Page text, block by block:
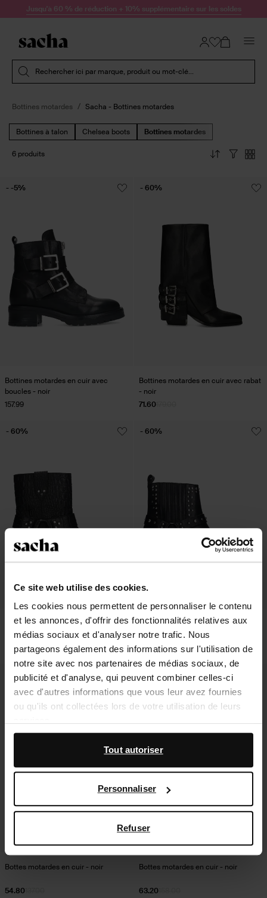
Ce site web utilise des cookies.
Les cookies nous permettent de personnaliser le contenu
et les annonces, d'offrir des fonctionnalités relatives aux
médias sociaux et d'analyser notre trafic. Nous
partageons également des informations sur l'utilisation de
notre site avec nos partenaires de médias sociaux, de
publicité et d'analyse, qui peuvent combiner celles-ci
avec d'autres informations que vous leur avez fournies
ou qu'ils ont collectées lors de votre utilisation de leurs
En outre, nous travaillons avec Google à des fins de
publicité et de mesure. Vous pouvez en savoir plus sur la
page Sécurité et confidentialité des entreprises
de Google,
Tout autoriser
Personnaliser
Refuser
Passer au contenu
Jusqu'à 60 % de réduction + 10% supplémentaire sur les soldes
Rechercher ici par marque, produit ou mot-clé...
Bottines motardes Sacha - Bottines motardes
Bottines à talon Chelsea boots Bottines motardes
6 produits
Bottines motardes en cuir avec
boucles - noir
157.99
- -5%
Bottines motardes en cuir avec rabat
- noir
71.60
- 60%
Bottes motardes en cuir croco - noir
137.00
54.80
- 60%
Bottines western avec clous en cuir -
noir
137.00
54.80
- 60%
Bottes motardes en cuir - noir
54.80
- 60%
Bottes motardes en cuir - noir
63.20
- 60%